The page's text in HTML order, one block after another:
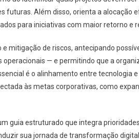
futuras. Além disso, orienta a alocação
para iniciativas com maior retorno e
mitigação de riscos, antecipando
— e permitindo que a
é o alinhamento entre tecnologia
às metas corporativas, como
guia estruturado que integra
sua jornada de transformação